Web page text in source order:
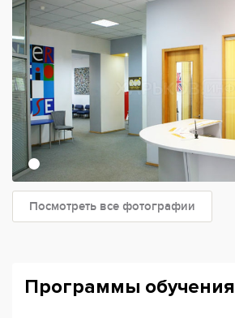
Посмотреть все фотографии
Программы обучения